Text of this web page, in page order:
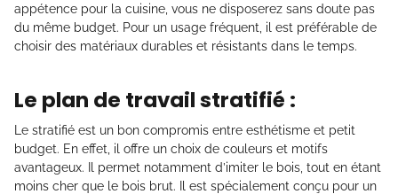
appétence pour la cuisine, vous ne disposerez sans doute pas
du même budget. Pour un usage fréquent, il est préférable de
choisir des matériaux durables et résistants dans le temps.
Le plan de travail stratifié :
Le stratifié est un bon compromis entre esthétisme et petit
budget. En effet, il offre un choix de couleurs et motifs
avantageux. Il permet notamment d’imiter le bois, tout en étant
moins cher que le bois brut. Il est spécialement conçu pour un